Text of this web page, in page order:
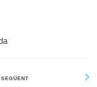
SEGÜENT